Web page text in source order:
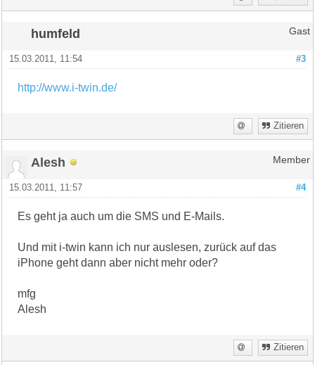
humfeld Gast
#3
15.03.2011, 11:54
http://www.i-twin.de/
Zitieren
Alesh Member
#4
15.03.2011, 11:57
Es geht ja auch um die SMS und E-Mails.
Und mit i-twin kann ich nur auslesen, zurück auf das
iPhone geht dann aber nicht mehr oder?
mfg
Alesh
Zitieren